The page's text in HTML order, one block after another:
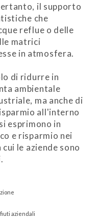
il supporto
che
reflue o delle
matrici
in atmosfera.
di ridurre in
ambientale
ma anche di
all'interno
esprimono in
e risparmio nei
le aziende sono
aziendali